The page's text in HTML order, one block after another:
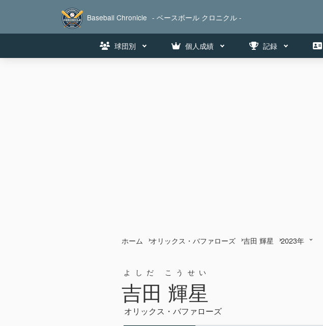
Baseball Chronicle - ベースボール クロニクル -
球団別 個人成績 記録
ホーム オリックス・バファローズ 吉田 輝星 2023年
吉田 輝星
よしだ こうせい
オリックス・バファローズ